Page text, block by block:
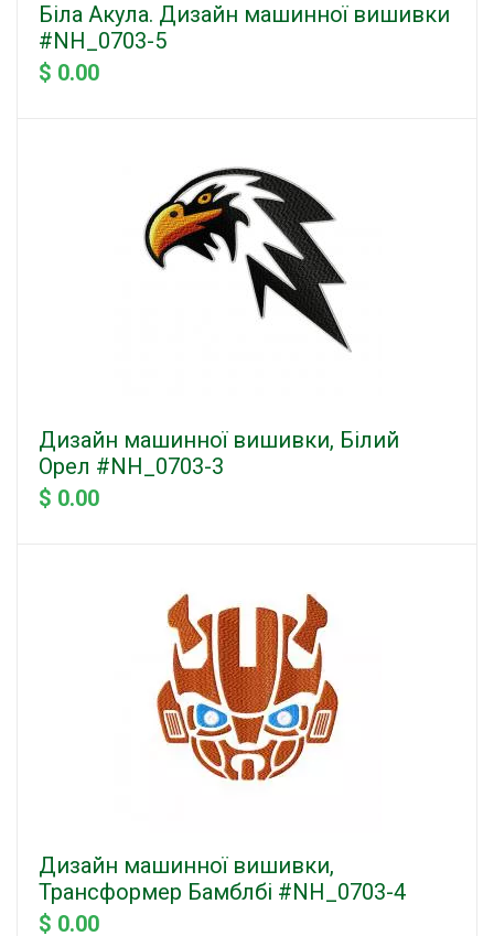
Біла Акула. Дизайн машинної вишивки
#NH_0703-5
$ 0.00
Дизайн машинної вишивки, Білий
Орел #NH_0703-3
$ 0.00
Дизайн машинної вишивки,
Трансформер Бамблбі #NH_0703-4
$ 0.00